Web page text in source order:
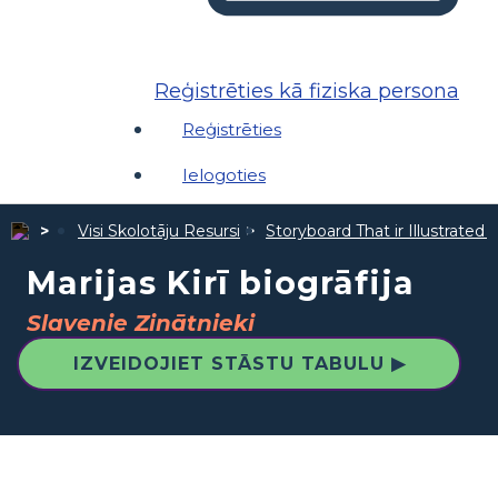
Reģistrēties kā fiziska persona
Reģistrēties
Ielogoties
Visi Skolotāju Resursi Storyboard That ir Illustrated
Marijas Kirī biogrāfija
Slavenie Zinātnieki
IZVEIDOJIET STĀSTU TABULU ▶